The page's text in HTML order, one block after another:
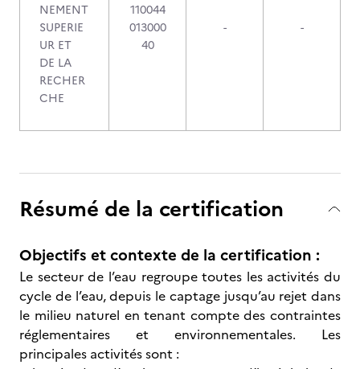
NEMENT
SUPERIE
UR ET
DE LA
RECHER
CHE
110044
013000
40
- -
Résumé de la certification
Objectifs et contexte de la certification :
Le secteur de l’eau regroupe toutes les activités du
cycle de l’eau, depuis le captage jusqu’au rejet dans
le milieu naturel en tenant compte des contraintes
réglementaires et environnementales. Les
principales activités sont :